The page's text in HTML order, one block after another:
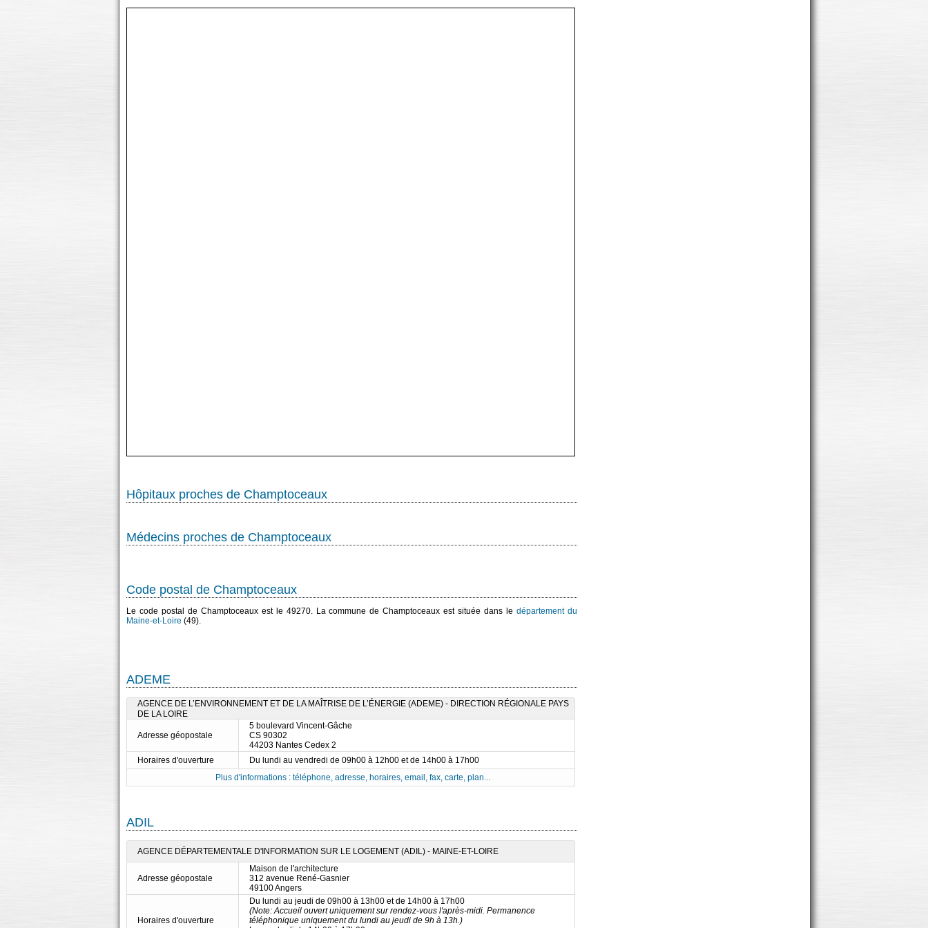
Hôpitaux proches de Champtoceaux
Médecins proches de Champtoceaux
Code postal de Champtoceaux
Le code postal de Champtoceaux est le 49270. La commune de Champtoceaux est située dans ledépartement du
Maine-et-Loire (49).
ADEME
AGENCE DE L’ENVIRONNEMENT ET DE LA MAÎTRISE DE L’ÉNERGIE (ADEME) - DIRECTION RÉGIONALE PAYS
DE LA LOIRE
Adresse géopostale
5 boulevard Vincent-Gâche
CS 90302
44203 Nantes Cedex 2
Horaires d'ouverture
Du lundi au vendredi de 09h00 à 12h00 et de 14h00 à 17h00
Plus d'informations : téléphone, adresse, horaires, email, fax, carte, plan...
ADIL
AGENCE DÉPARTEMENTALE D'INFORMATION SUR LE LOGEMENT (ADIL) - MAINE-ET-LOIRE
Adresse géopostale
Maison de l'architecture
312 avenue René-Gasnier
49100 Angers
Horaires d'ouverture
Du lundi au jeudi de 09h00 à 13h00 et de 14h00 à 17h00
(Note: Accueil ouvert uniquement sur rendez-vous l'après-midi. Permanence
téléphonique uniquement du lundi au jeudi de 9h à 13h.)